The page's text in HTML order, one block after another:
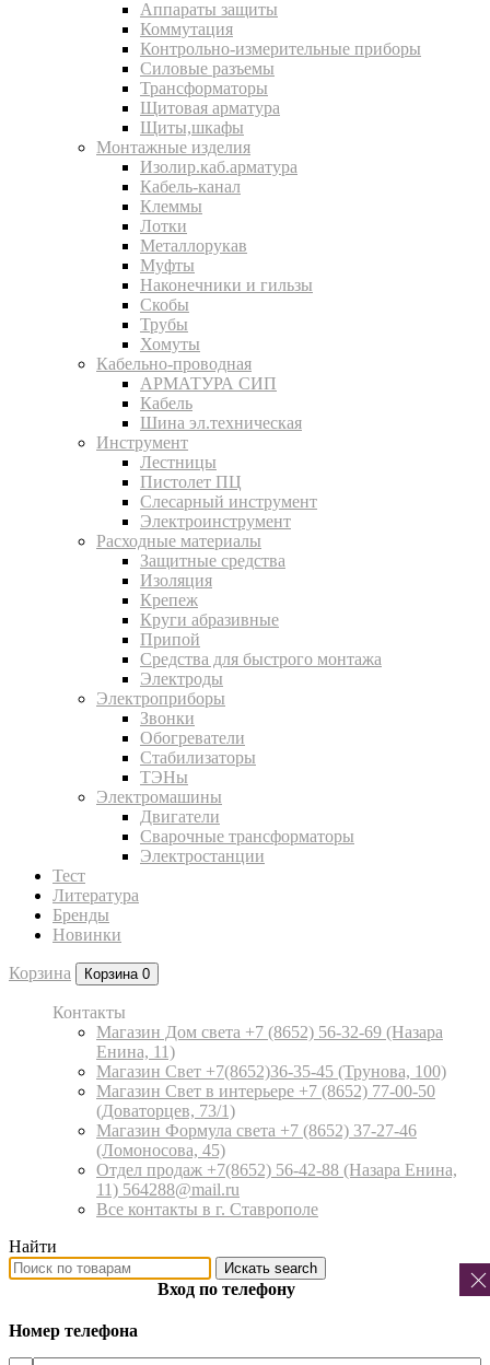
Аппараты защиты
Коммутация
Контрольно-измерительные приборы
Силовые разъемы
Трансформаторы
Щитовая арматура
Щиты,шкафы
Монтажные изделия
Изолир.каб.арматура
Кабель-канал
Клеммы
Лотки
Металлорукав
Муфты
Наконечники и гильзы
Скобы
Трубы
Хомуты
Кабельно-проводная
АРМАТУРА СИП
Кабель
Шина эл.техническая
Инструмент
Лестницы
Пистолет ПЦ
Слесарный инструмент
Электроинструмент
Расходные материалы
Защитные средства
Изоляция
Крепеж
Круги абразивные
Припой
Средства для быстрого монтажа
Электроды
Электроприборы
Звонки
Обогреватели
Стабилизаторы
ТЭНы
Электромашины
Двигатели
Сварочные трансформаторы
Электростанции
Тест
Литература
Бренды
Новинки
Корзина Корзина 0
Контакты
Магазин Дом света +7 (8652) 56-32-69 (Назара
Енина, 11)
Магазин Свет +7(8652)36-35-45 (Трунова, 100)
Магазин Свет в интерьере +7 (8652) 77-00-50
(Доваторцев, 73/1)
Магазин Формула света +7 (8652) 37-27-46
(Ломоносова, 45)
Отдел продаж +7(8652) 56-42-88 (Назара Енина,
11) 564288@mail.ru
Все контакты в г. Ставрополе
Найти
Искать search
Вход по телефону
Номер телефона